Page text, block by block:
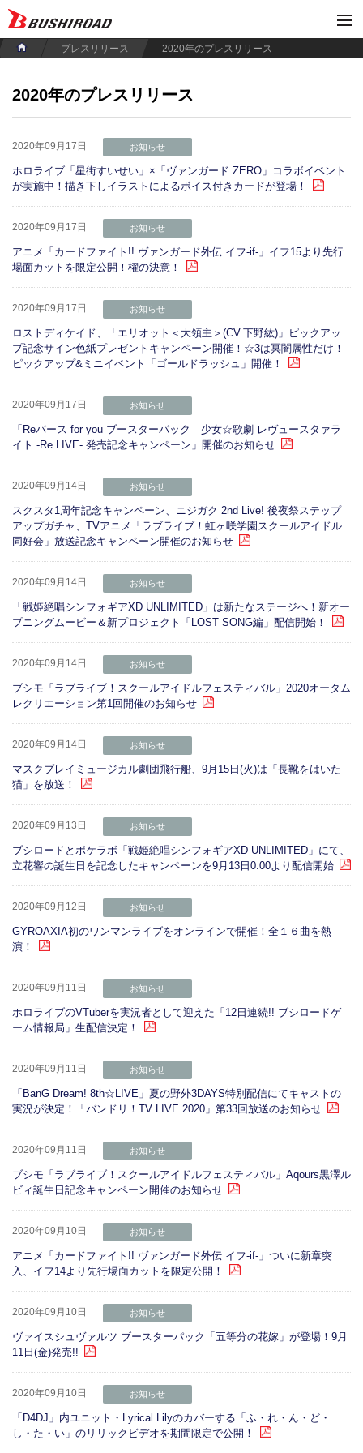
プレスリリース 2020年のプレスリリース
2020年のプレスリリース
2020年09月17日 お知らせ
ホロライブ「星街すいせい」×「ヴァンガード ZERO」コラボイベント
が実施中！描き下しイラストによるボイス付きカードが登場！
2020年09月17日 お知らせ
アニメ「カードファイト!! ヴァンガード外伝 イフ-if-」イフ15より先行
場面カットを限定公開！櫂の決意！
2020年09月17日 お知らせ
ロストディケイド、「エリオット＜大領主＞(CV.下野紘)」ピックアッ
プ記念サイン色紙プレゼントキャンペーン開催！☆3は冥闇属性だけ！
ピックアップ&ミニイベント「ゴールドラッシュ」開催！
2020年09月17日 お知らせ
「Reバース for you ブースターパック 少女☆歌劇 レヴュースタァラ
イト -Re LIVE- 発売記念キャンペーン」開催のお知らせ
2020年09月14日 お知らせ
スクスタ1周年記念キャンペーン、ニジガク 2nd Live! 後夜祭ステップ
アップガチャ、TVアニメ「ラブライブ！虹ヶ咲学園スクールアイドル
同好会」放送記念キャンペーン開催のお知らせ
2020年09月14日 お知らせ
「戦姫絶唱シンフォギアXD UNLIMITED」は新たなステージへ！新オー
プニングムービー＆新プロジェクト「LOST SONG編」配信開始！
2020年09月14日 お知らせ
ブシモ「ラブライブ！スクールアイドルフェスティバル」2020オータム
レクリエーション第1回開催のお知らせ
2020年09月14日 お知らせ
マスクプレイミュージカル劇団飛行船、9月15日(火)は「長靴をはいた
猫」を放送！
2020年09月13日 お知らせ
ブシロードとポケラボ「戦姫絶唱シンフォギアXD UNLIMITED」にて、
立花響の誕生日を記念したキャンペーンを9月13日0:00より配信開始
2020年09月12日 お知らせ
GYROAXIA初のワンマンライブをオンラインで開催！全１６曲を熱
演！
2020年09月11日 お知らせ
ホロライブのVTuberを実況者として迎えた「12日連続!! ブシロードゲ
ーム情報局」生配信決定！
2020年09月11日 お知らせ
「BanG Dream! 8th☆LIVE」夏の野外3DAYS特別配信にてキャストの
実況が決定！「バンドリ！TV LIVE 2020」第33回放送のお知らせ
2020年09月11日 お知らせ
ブシモ「ラブライブ！スクールアイドルフェスティバル」Aqours黒澤ル
ビィ誕生日記念キャンペーン開催のお知らせ
2020年09月10日 お知らせ
アニメ「カードファイト!! ヴァンガード外伝 イフ-if-」ついに新章突
入、イフ14より先行場面カットを限定公開！
2020年09月10日 お知らせ
ヴァイスシュヴァルツ ブースターパック「五等分の花嫁」が登場！9月
11日(金)発売!!
2020年09月10日 お知らせ
「D4DJ」内ユニット・Lyrical Lilyのカバーする「ふ・れ・ん・ど・
し・た・い」のリリックビデオを期間限定で公開！